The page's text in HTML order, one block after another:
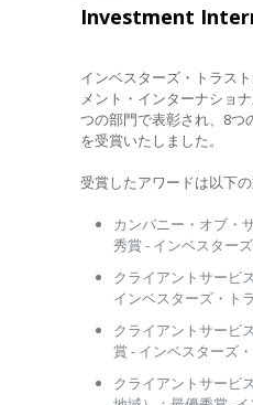
Investment
インベスターズ・トラス
メント・インターナショ
つの部門で表彰され、8つ
を受賞いたしました。
受賞したアワードは以下の
カンパニー・オブ・
秀賞 - インベスター
クライアントサービ
インベスターズ・ト
クライアントサービ
賞 - インベスターズ
クライアントサービ